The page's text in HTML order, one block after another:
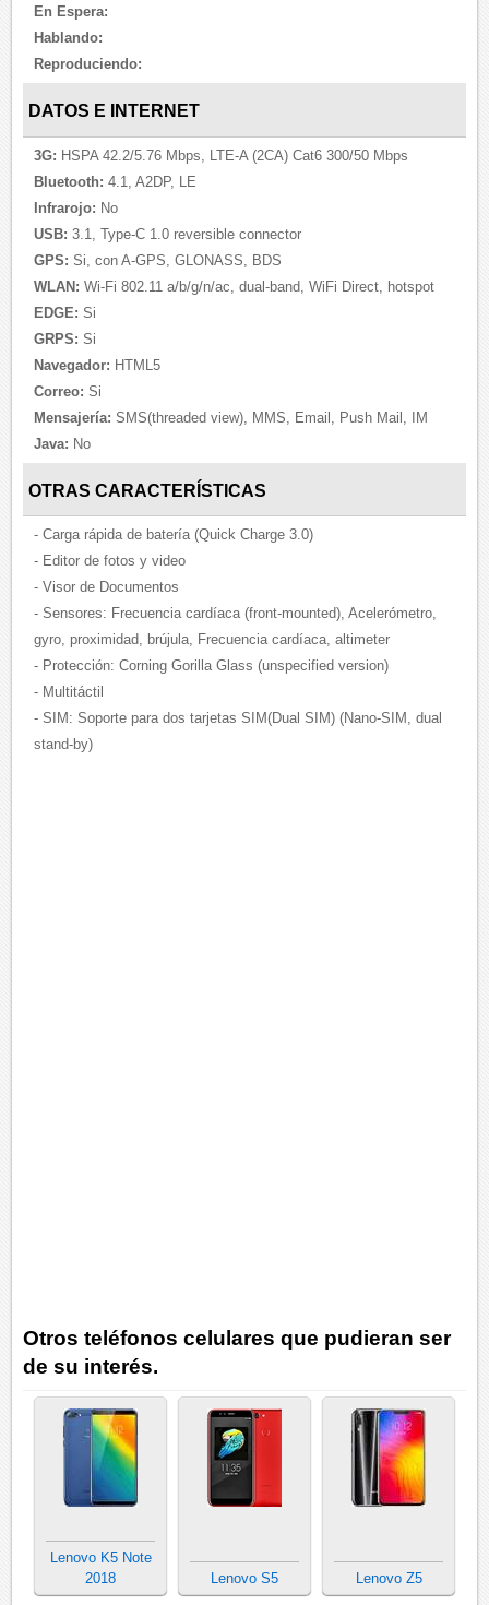
En Espera:
Hablando:
Reproduciendo:
DATOS E INTERNET
3G: HSPA 42.2/5.76 Mbps, LTE-A (2CA) Cat6 300/50 Mbps
Bluetooth: 4.1, A2DP, LE
Infrarojo: No
USB: 3.1, Type-C 1.0 reversible connector
GPS: Si, con A-GPS, GLONASS, BDS
WLAN: Wi-Fi 802.11 a/b/g/n/ac, dual-band, WiFi Direct, hotspot
EDGE: Si
GRPS: Si
Navegador: HTML5
Correo: Si
Mensajería: SMS(threaded view), MMS, Email, Push Mail, IM
Java: No
OTRAS CARACTERÍSTICAS
- Carga rápida de batería (Quick Charge 3.0)
- Editor de fotos y video
- Visor de Documentos
- Sensores: Frecuencia cardíaca (front-mounted), Acelerómetro,
gyro, proximidad, brújula, Frecuencia cardíaca, altimeter
- Protección: Corning Gorilla Glass (unspecified version)
- Multitáctil
- SIM: Soporte para dos tarjetas SIM(Dual SIM) (Nano-SIM, dual
stand-by)
Otros teléfonos celulares que pudieran ser
de su interés.
Lenovo K5 Note
2018
Lenovo S5 Lenovo Z5